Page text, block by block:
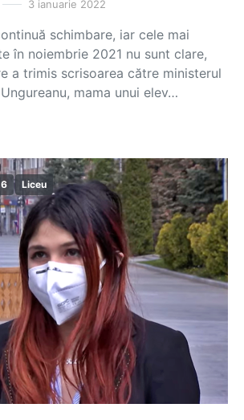
3 ianuarie 2022
schimbare, iar cele mai
în noiembrie 2021 nu sunt clare,
a trimis scrisoarea către ministerul
mama unui elev…
Liceu